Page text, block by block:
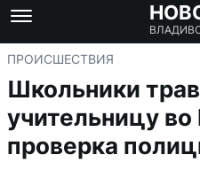
ПРОИСШЕСТВИЯ
Школьники
учительницу
проверка